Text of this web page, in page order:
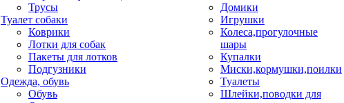
Трусы
Туалет собаки
Коврики
Лотки для собак
Пакеты для лотков
Подгузники
Одежда, обувь
Обувь
Домики
Игрушки
Колеса,прогулочные
шары
Купалки
Миски,кормушки,поилки
Туалеты
Шлейки,поводки для